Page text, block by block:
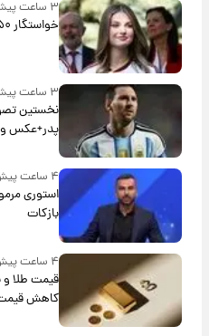
۳ ساعت پیش
خواستگار ۵۰ساله شاهدخت لئونور بازداشت شد
۳ ساعت پیش
نخستین
پدر+عکس و
۴ ساعت پیش
استوری
بازکات
کاهش قیمت